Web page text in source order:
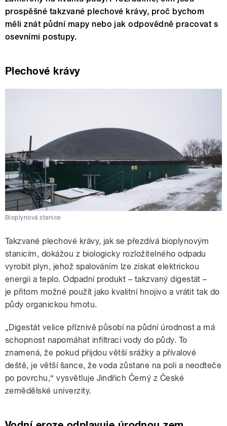
prospěšné takzvané plechové krávy, proč bychom
měli znát půdní mapy nebo jak odpovědně pracovat s
osevními postupy.
Plechové krávy
Bioplynová stanice
Takzvané plechové krávy, jak se přezdívá bioplynovým
stanicím, dokážou z biologicky rozložitelného odpadu
vyrobit plyn, jehož spalováním lze získat elektrickou
energii a teplo. Odpadní produkt – takzvaný digestát –
je přitom možné použít jako kvalitní hnojivo a vrátit tak do
půdy organickou hmotu.
„Digestát velice příznivě působí na půdní úrodnost a má
schopnost napomáhat infiltraci vody do půdy. To
znamená, že pokud přijdou větší srážky a přívalové
deště, je větší šance, že voda zůstane na poli a neodteče
po povrchu,“ vysvětluje Jindřich Černý z České
zemědělské univerzity.